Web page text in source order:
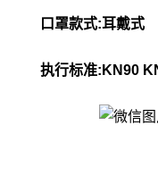
口罩款式:耳戴式
执行标准:KN90